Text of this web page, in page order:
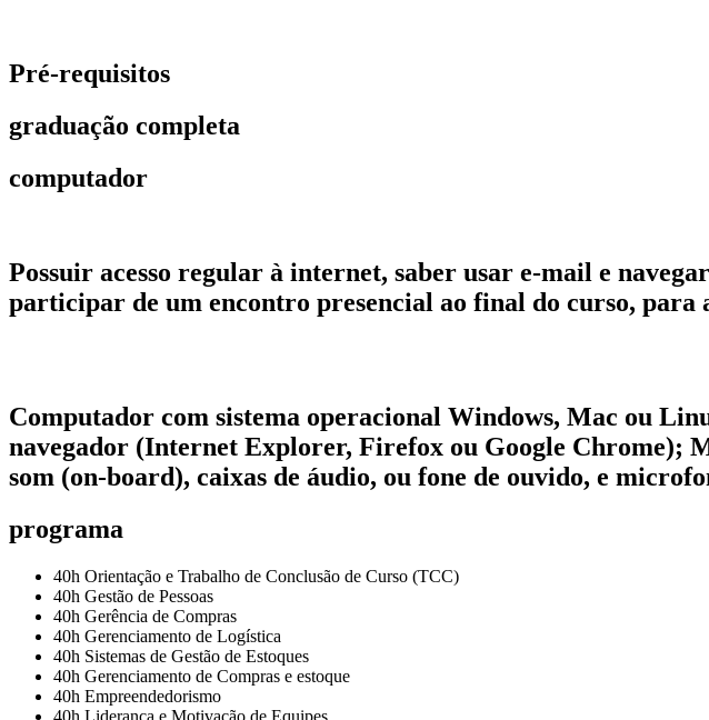
Pré-requisitos
graduação completa
computador
Possuir acesso regular à internet, saber usar e-mail e
participar de um encontro presencial ao final do curso, para
Computador com sistema operacional Windows, Mac ou
navegador (Internet Explorer, Firefox ou Google Chrome);
som (on-board), caixas de áudio, ou fone de ouvido, e
programa
40h Orientação e Trabalho de Conclusão de Curso (TCC)
40h Gestão de Pessoas
40h Gerência de Compras
40h Gerenciamento de Logística
40h Sistemas de Gestão de Estoques
40h Gerenciamento de Compras e estoque
40h Empreendedorismo
40h Liderança e Motivação de Equipes